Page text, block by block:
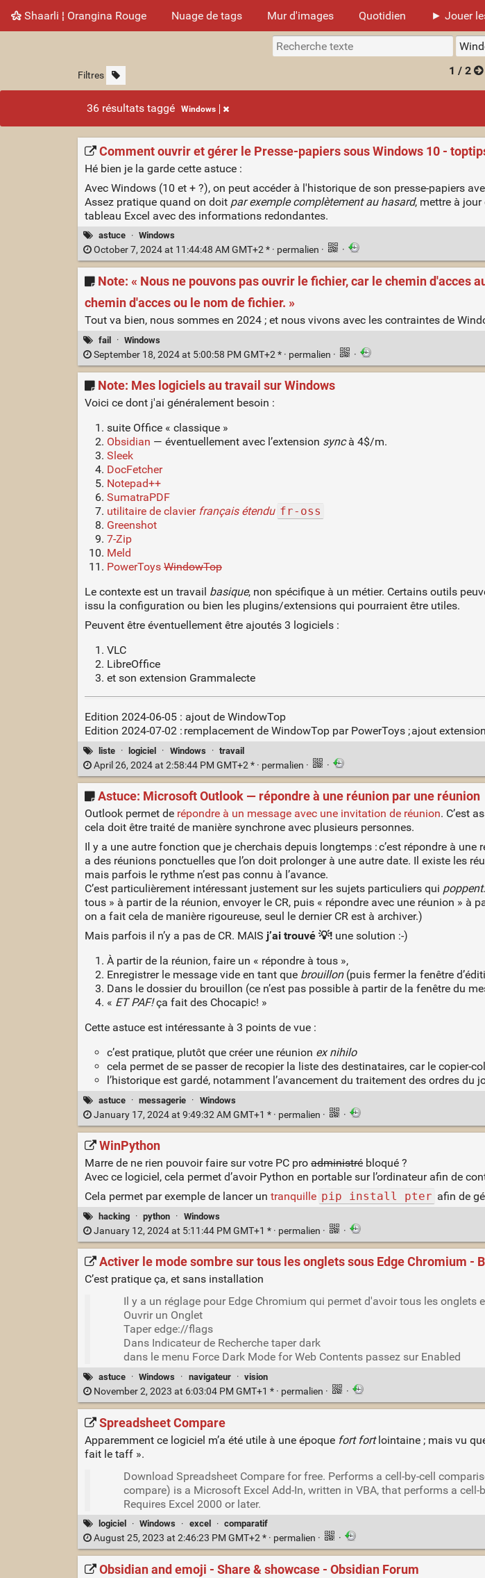
Shaarli ¦ Orangina Rouge Nuage de tags Mur d'images Quotidien ► Jouer
Filtres 1 / 2
36 résultats taggé Windows
Comment ouvrir et gérer le Presse-papiers sous Windows 10 -
Hé bien je la garde cette astuce :
Avec Windows (10 et + ?), on peut accéder à l'historique de son presse-papiers
Assez pratique quand on doit par exemple complètement au hasard, mettre à
tableau Excel avec des informations redondantes.
astuce · Windows
October 7, 2024 at 11:44:48 AM GMT+2 * · permalien · ·
Note: « Nous ne pouvons pas ouvrir le fichier, car le chemin
chemin d'acces ou le nom de fichier. »
Tout va bien, nous sommes en 2024 ; et nous vivons avec les contraintes de
fail · Windows
September 18, 2024 at 5:00:58 PM GMT+2 * · permalien · ·
Note: Mes logiciels au travail sur Windows
Voici ce dont j'ai généralement besoin :
suite Office « classique »
Obsidian — éventuellement avec l’extension syncà 4$/m.
Sleek
DocFetcher
Notepad++
SumatraPDF
utilitaire de clavier français étendu fr-oss
Greenshot
7-Zip
Meld
PowerToys WindowTop
Le contexte est un travail basique, non spécifique à un métier. Certains outils
issu la configuration ou bien les plugins/extensions qui pourraient être utiles.
Peuvent être éventuellement être ajoutés 3 logiciels :
VLC
LibreOffice
et son extension Grammalecte
Edition 2024-06-05 : ajout de WindowTop
Edition 2024-07-02 : remplacement de WindowTop par PowerToys ; ajout
liste · logiciel · Windows · travail
April 26, 2024 at 2:58:44 PM GMT+2 * · permalien · ·
Astuce: Microsoft Outlook — répondre à une réunion par une réunion
Outlook permet de répondre à un message avec une invitation de réunion. C’est
cela doit être traité de manière synchrone avec plusieurs personnes.
Il y a une autre fonction que je cherchais depuis longtemps : c’est répondre à
a des réunions ponctuelles que l’on doit prolonger à une autre date. Il existe les
mais parfois le rythme n’est pas connu à l’avance.
C’est particulièrement intéressant justement sur les sujets particuliers qui poppent
tous » à partir de la réunion, envoyer le CR, puis « répondre avec une réunion » à
on a fait cela de manière rigoureuse, seul le dernier CR est à archiver.)
Mais parfois il n’y a pas de CR. MAIS j’ai trouvé 💡!une solution :-)
À partir de la réunion, faire un « répondre à tous »,
Enregistrer le message vide en tant que brouillon(puis fermer la fenêtre
Dans le dossier du brouillon (ce n’est pas possible à partir de la fenêtre du
« ET PAF!ça fait des Chocapic! »
Cette astuce est intéressante à 3 points de vue :
c’est pratique, plutôt que créer une réunion ex nihilo
cela permet de se passer de recopier la liste des destinataires, car le copier-
l’historique est gardé, notamment l’avancement du traitement des ordres du
astuce · messagerie · Windows
January 17, 2024 at 9:49:32 AM GMT+1 * · permalien · ·
WinPython
Marre de ne rien pouvoir faire sur votre PC pro administrébloqué ?
Avec ce logiciel, cela permet d’avoir Python en portable sur l’ordinateur afin de
Cela permet par exemple de lancer un tranquille pip install pter afin de
hacking · python · Windows
January 12, 2024 at 5:11:44 PM GMT+1 * · permalien · ·
Activer le mode sombre sur tous les onglets sous Edge Chromium -
C’est pratique ça, et sans installation
Il y a un réglage pour Edge Chromium qui permet d'avoir tous les onglets
Ouvrir un Onglet
Taper edge://flags
Dans Indicateur de Recherche taper dark
dans le menu Force Dark Mode for Web Contents passez sur Enabled
astuce · Windows · navigateur · vision
November 2, 2023 at 6:03:04 PM GMT+1 * · permalien · ·
Spreadsheet Compare
Apparemment ce logiciel m’a été utile à une époque fort fortlointaine ; mais vu
fait le taff ».
Download Spreadsheet Compare for free. Performs a cell-by-cell
compare) is a Microsoft Excel Add-In, written in VBA, that performs a
Requires Excel 2000 or later.
logiciel · Windows · excel · comparatif
August 25, 2023 at 2:46:23 PM GMT+2 * · permalien · ·
Obsidian and emoji - Share & showcase - Obsidian Forum